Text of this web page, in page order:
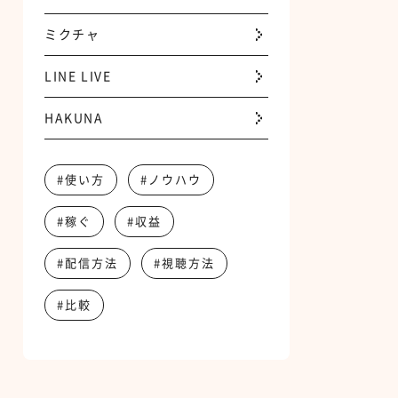
ミクチャ
LINE LIVE
HAKUNA
#使い方 #ノウハウ
#稼ぐ #収益
#配信方法 #視聴方法
#比較